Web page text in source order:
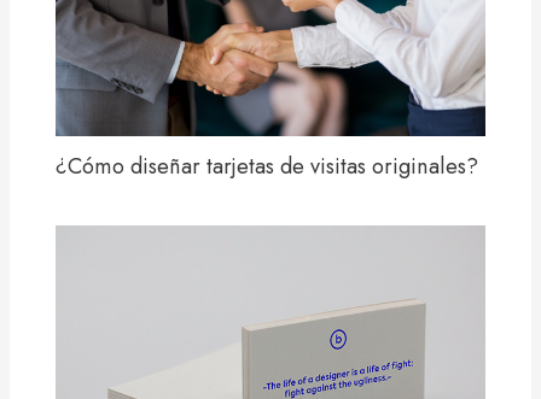
¿Cómo diseñar tarjetas de visitas originales?